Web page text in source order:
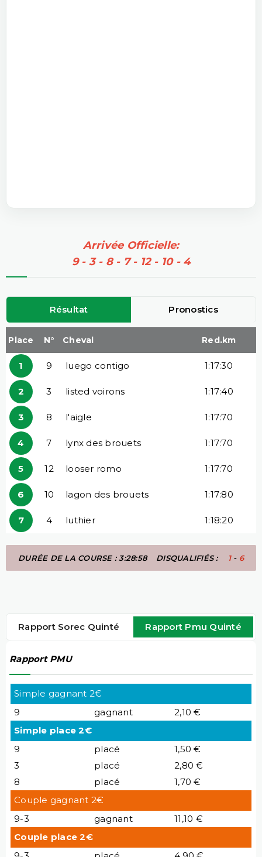
Arrivée Officielle:
9 - 3 - 8 - 7 - 12 - 10 - 4
Résultat Pronostics
Place N° Cheval Red.km
1 9 luego contigo 1:17:30
2 3 listed voirons 1:17:40
3 8 l'aigle 1:17:70
4 7 lynx des brouets 1:17:70
5 12 looser romo 1:17:70
6 10 lagon des brouets 1:17:80
7 4 luthier 1:18:20
DURÉE DE LA COURSE : 3:28:58 DISQUALIFIÉS : 1- 6
Rapport Sorec Quinté Rapport Pmu Quinté
Rapport PMU
Simple gagnant 2€
9
gagnant
2,10 €
Simple place 2€
9
placé
1,50 €
3
placé
2,80 €
8
placé
1,70 €
Couple gagnant 2€
9-3
gagnant
11,10 €
Couple place 2€